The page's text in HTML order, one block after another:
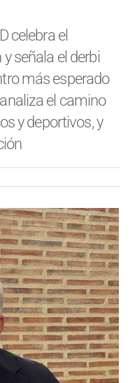
celebra el
señala el derbi
más esperado
el camino
y deportivos, y